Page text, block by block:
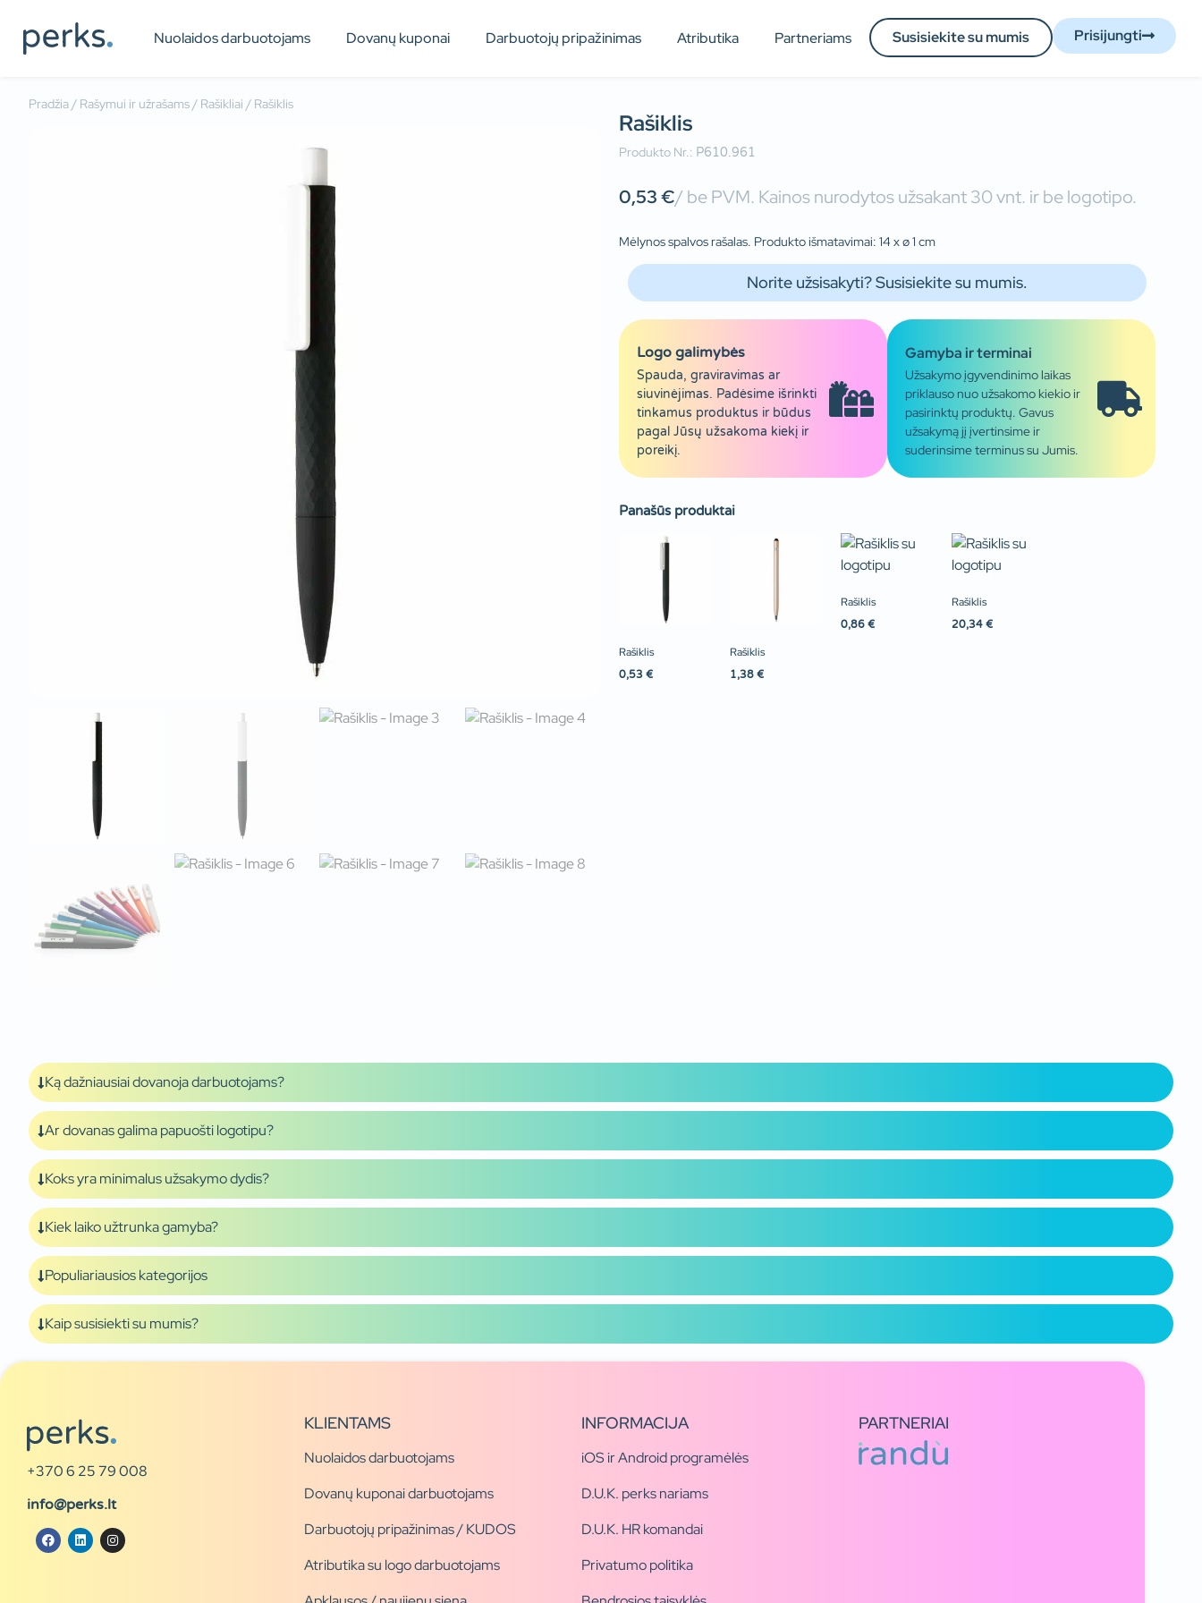
Nuolaidos darbuotojams Dovanų kuponai Darbuotojų pripažinimas Atributika Partneriams Susisiekite su mumis Prisijungti
Pradžia/ Rašymui ir užrašams/ Rašikliai / Rašiklis
Rašiklis
Produkto Nr.: P610.961
0,53€/ be PVM. Kainos nurodytos užsakant 30 vnt. ir be logotipo.
Mėlynos spalvos rašalas. Produkto išmatavimai: 14 x ø 1 cm
Norite užsisakyti? Susisiekite su mumis.
Logo galimybės
Spauda, graviravimas ar
siuvinėjimas. Padėsime išrinkti
tinkamus produktus ir būdus
pagal Jūsų užsakoma kiekį ir
poreikį.
Gamyba ir terminai
Užsakymo įgyvendinimo laikas
priklauso nuo užsakomo kiekio ir
pasirinktų produktų. Gavus
užsakymą jį įvertinsime ir
suderinsime terminus su Jumis.
Panašūs produktai
Rašiklis
0,53 €
Rašiklis
1,38 €
Rašiklis
0,86 €
Rašiklis
20,34 €
Ką dažniausiai dovanoja darbuotojams?
Ar dovanas galima papuošti logotipu?
Koks yra minimalus užsakymo dydis?
Kiek laiko užtrunka gamyba?
Populiariausios kategorijos
Kaip susisiekti su mumis?
+370 6 25 79 008
info@perks.lt
KLIENTAMS
Nuolaidos darbuotojams
Dovanų kuponai darbuotojams
Darbuotojų pripažinimas / KUDOS
Atributika su logo darbuotojams
INFORMACIJA
iOS ir Android programėlės
D.U.K. perks nariams
D.U.K. HR komandai
Privatumo politika
PARTNERIAI